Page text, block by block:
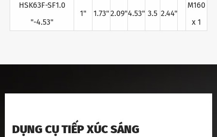
HSK63F-SF1.0
"-4.53"
1" 1.73"2.09"4.53" 3.5 2.44"
M160
x 1
DỤNG CỤ TIẾP XÚC SÁNG